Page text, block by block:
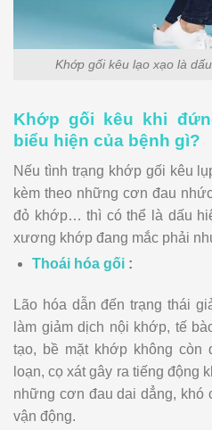
Khớp gối kêu lạo xạo là
Khớp gối kêu khi
biểu hiện của bệnh gì?
Nếu tình trạng khớp gối kêu
kèm theo những cơn đau
đỏ khớp… thì có thể là dấu
xương khớp đang mắc phải
Thoái hóa gối:
Lão hóa dẫn đến trạng thái
làm giảm dịch nội khớp, tế
tạo, bề mặt khớp không
loạn, cọ xát gây ra tiếng động
những cơn đau dai dẳng, khó
vận động.